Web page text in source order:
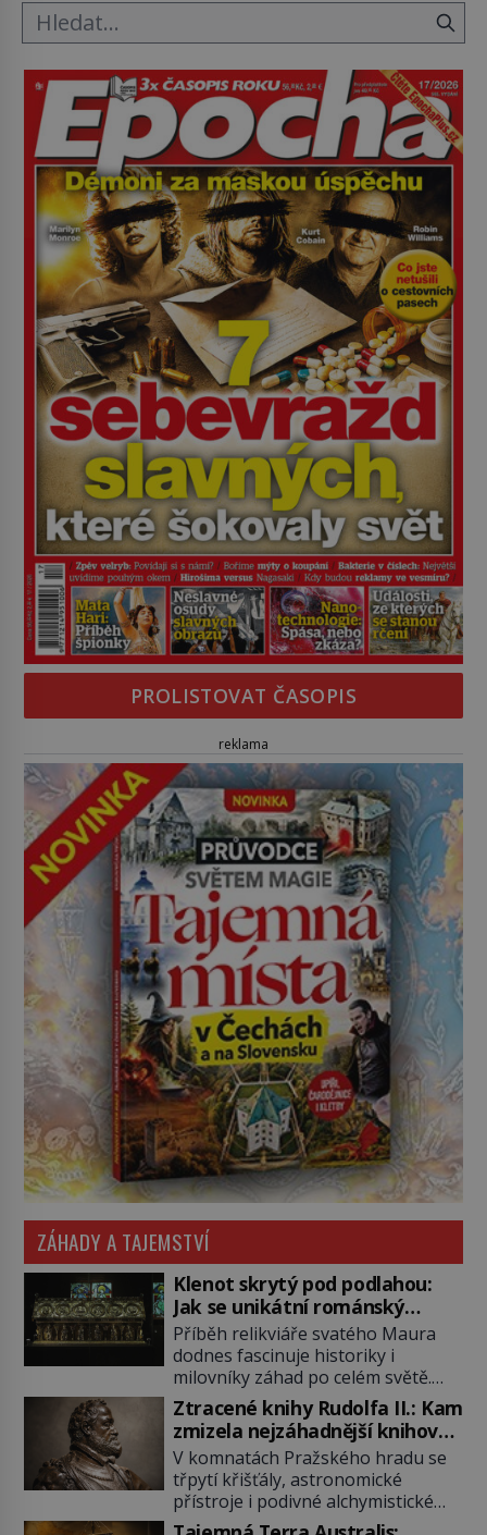
PROLISTOVAT ČASOPIS
reklama
ZÁHADY A TAJEMSTVÍ
Klenot skrytý pod podlahou:
Jak se unikátní románský
poklad dostal do zapadlého
Bečova?
Příběh relikviáře svatého Maura
dodnes fascinuje historiky i
milovníky záhad po celém světě.
Tato románská zlatnická památka
ze 13. století je po českých
korunovačních klenotech druhým
nejcennějším movitým majetkem v
České republice. Přestože byl
klenot v roce 1985 po dramatickém
pátrání kriminalistů úspěšně
Ztracené knihy Rudolfa II.: Kam
zmizela nejzáhadnější knihovna
Evropy?
V komnatách Pražského hradu se
třpytí křišťály, astronomické
přístroje i podivné alchymistické
rukopisy. Císař Rudolf II.